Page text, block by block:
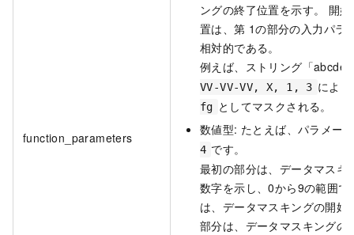
function_parameters
ングの終了位置を示す。 開
置は、第 1の部分の入力パラ
相対的である。
例えば、ストリング「
VV-VV-VV, X, 1, 3 によ
fg としてマスクされる。
数値型: たとえば、パラメー
4 です。
最初の部分は、データマスキ
数字を示し、0から9の範囲で
は、データマスキングの開始
部分は、データマスキングの